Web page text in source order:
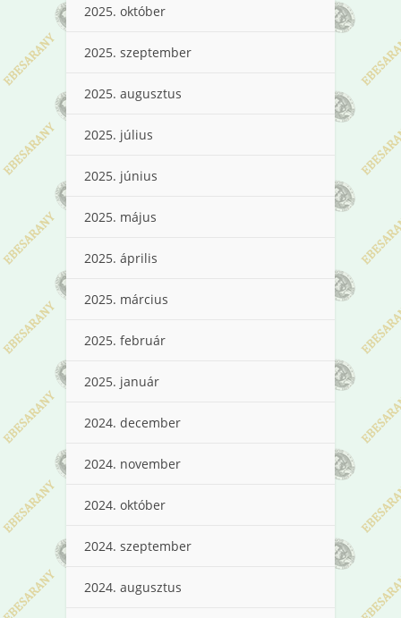
2025. október
2025. szeptember
2025. augusztus
2025. július
2025. június
2025. május
2025. április
2025. március
2025. február
2025. január
2024. december
2024. november
2024. október
2024. szeptember
2024. augusztus